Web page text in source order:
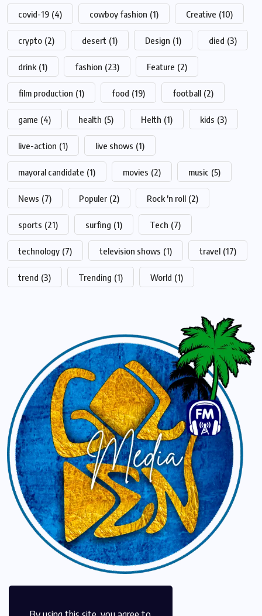
covid-19 (4) cowboy fashion (1) Creative (10)
crypto (2) desert (1) Design (1) died (3)
drink (1) fashion (23) Feature (2)
film production (1) food (19) football (2)
game (4) health (5) Helth (1) kids (3)
live-action (1) live shows (1)
mayoral candidate (1) movies (2) music (5)
News (7) Populer (2) Rock 'n roll (2)
sports (21) surfing (1) Tech (7)
technology (7) television shows (1) travel (17)
trend (3) Trending (1) World (1)